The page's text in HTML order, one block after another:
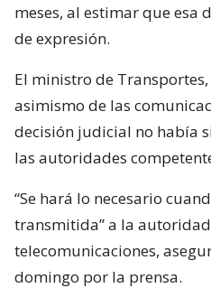
meses, al estimar que esa
de expresión.
El ministro de
asimismo de las
decisión judicial no había
las autoridades
“Se hará lo necesario
transmitida” a la
telecomunicaciones,
domingo por la prensa.